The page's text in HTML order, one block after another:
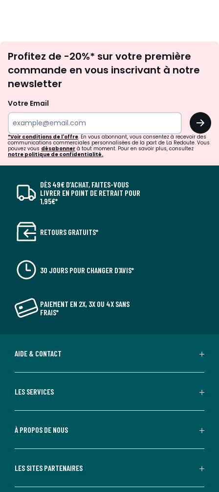
newsletter
Profitez de -20%* sur votre première
commande en vous inscrivant à notre
newsletter
Votre Email
OK
*Voir conditions de l'offre. En vous abonnant, vous consentez à recevoir des
communications commerciales personnalisées de la part de La Redoute. Vous
pouvez vous désabonner à tout moment. Pour en savoir plus, consultez
notre politique de confidentialité.
DÈS 49€ D’ACHAT, FAITES-VOUS
LIVRER EN POINT DE RETRAIT POUR
1,95€*
RETOURS GRATUITS*
30 JOURS POUR CHANGER D'AVIS*
PAIEMENT EN 2X, 3X OU 4X SANS
FRAIS*
AIDE & CONTACT
LES SERVICES
À PROPOS DE NOUS
LES SITES PARTENAIRES